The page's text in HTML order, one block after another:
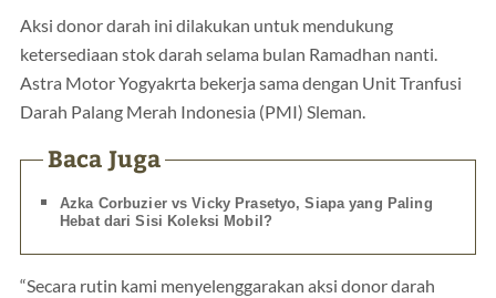
Aksi donor darah ini dilakukan untuk mendukung
ketersediaan stok darah selama bulan Ramadhan nanti.
Astra Motor Yogyakrta bekerja sama dengan Unit Tranfusi
Darah Palang Merah Indonesia (PMI) Sleman.
Baca Juga
Azka Corbuzier vs Vicky Prasetyo, Siapa yang Paling
Hebat dari Sisi Koleksi Mobil?
“Secara rutin kami menyelenggarakan aksi donor darah